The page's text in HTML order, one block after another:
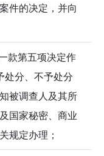
件的决定，并向
款第五项决定作
处分、不予处分
被调查人及其所
国家秘密、商业
规定办理；